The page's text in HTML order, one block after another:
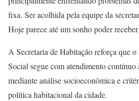
fixa. Ser acolhida pela equipe da
Hoje parece até um sonho poder
A Secretaria de Habitação reforça que
Social segue com atendimento
mediante análise socioeconômica e
política habitacional da cidade.